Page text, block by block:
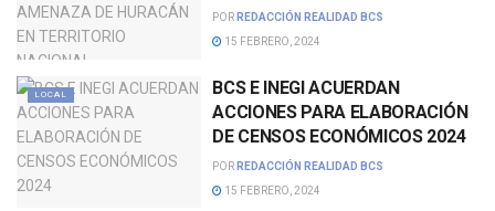
TERRITORIO NACIONAL
POR REDACCIÓN REALIDAD BCS
15 FEBRERO, 2024
LOCAL
BCS E INEGI ACUERDAN
ACCIONES PARA ELABORACIÓN
DE CENSOS ECONÓMICOS 2024
POR REDACCIÓN REALIDAD BCS
15 FEBRERO, 2024